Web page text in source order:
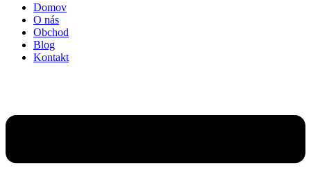
Domov
O nás
Obchod
Blog
Kontakt